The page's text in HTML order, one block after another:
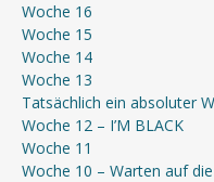
Woche 16
Woche 15
Woche 14
Woche 13
Tatsächlich ein absoluter
Woche 12 – I’M BLACK
Woche 11
Woche 10 – Warten auf